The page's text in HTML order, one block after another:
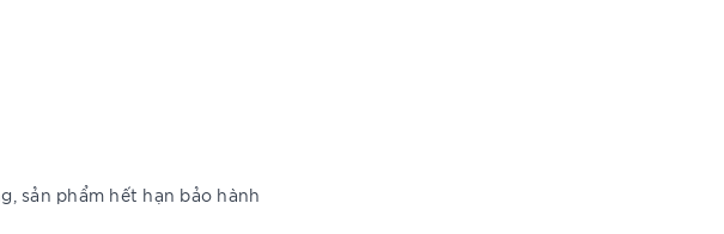
sản phẩm hết hạn bảo hành